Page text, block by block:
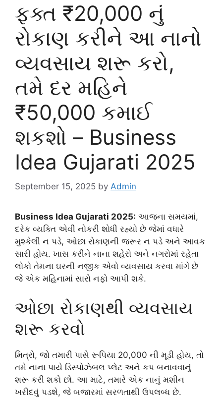
ફક્ત ₹20,000 નું
રોકાણ કરીને આ નાનો
વ્યવસાય શરૂ કરો,
તમે દર મહિને
₹50,000 કમાઈ
શકશો – Business
Idea Gujarati 2025
September 15, 2025 by Admin
Business Idea Gujarati 2025: આજના સમયમાં,
દરેક વ્યક્તિ એવી નોકરી શોધી રહ્યો છે જેમાં વધારે
મુશ્કેલી ન પડે, ઓછા રોકાણની જરૂર ન પડે અને આવક
સારી હોય. ખાસ કરીને નાના શહેરો અને નગરોમાં રહેતા
લોકો તેમના ઘરની નજીક એવો વ્યવસાય કરવા માંગે છે
જે એક મહિનામાં સારો નફો આપી શકે.
ઓછા રોકાણથી વ્યવસાય
શરૂ કરવો
મિત્રો, જો તમારી પાસે રૂપિયા 20,000 ની મૂડી હોય, તો
તમે નાના પાયે ડિસ્પોઝેબલ પ્લેટ અને કપ બનાવવાનું
શરૂ કરી શકો છો. આ માટે, તમારે એક નાનું મશીન
ખરીદવું પડશે, જે બજારમાં સરળતાથી ઉપલબ્ધ છે.